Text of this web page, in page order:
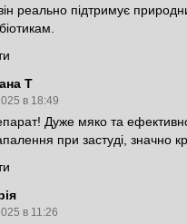
реально підтримує
Т
в 18:49
Дуже мяко та
при застуді, значно
в 11:26